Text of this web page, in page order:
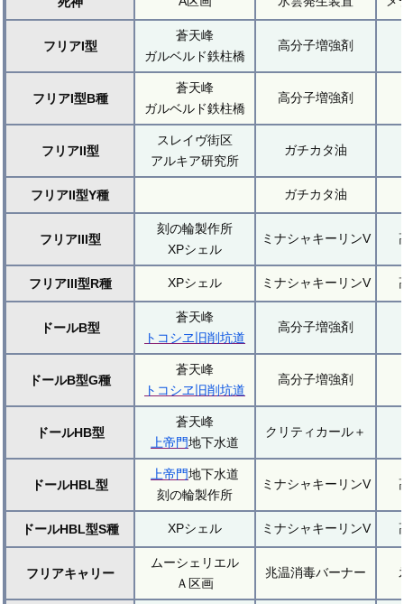
フリアI型
蒼天峰
ガルベルド鉄柱橋
高分子増強剤
フリアI型B種
蒼天峰
ガルベルド鉄柱橋
高分子増強剤
フリアII型
スレイヴ街区
アルキア研究所
ガチカタ油
フリアII型Y種 ガチカタ油
フリアIII型
刻の輪製作所
XPシェル
ミナシャキーリンV
フリアIII型R種 XPシェル ミナシャキーリンV
ドールB型
蒼天峰
トコシヱ旧削坑道
高分子増強剤
ドールB型G種
蒼天峰
トコシヱ旧削坑道
高分子増強剤
ドールHB型
蒼天峰
上帝門地下水道
クリティカール＋
ドールHBL型
上帝門地下水道
刻の輪製作所
ミナシャキーリンV
ドールHBL型S種 XPシェル ミナシャキーリンV
フリアキャリー
ムーシェリエル
Ａ区画
兆温消毒バーナー